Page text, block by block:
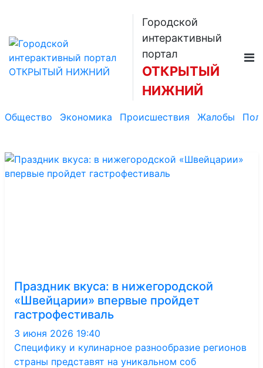
Городской
интерактивный
портал
ОТКРЫТЫЙ
НИЖНИЙ
Общество Экономика Происшествия Жалобы
Праздник вкуса: в нижегородской
«Швейцарии» впервые пройдет
гастрофестиваль
3 июня 2026 19:40
Специфику и кулинарное разнообразие регионов
страны представят на уникальном соб